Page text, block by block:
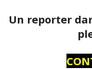
Un reporter